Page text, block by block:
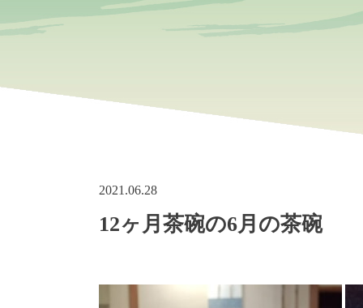
2021.06.28
12ヶ月茶碗の6月の茶碗